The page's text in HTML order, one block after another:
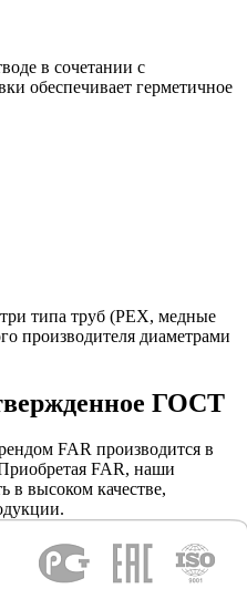
в сочетании с
обеспечивает герметичное
типа труб (РЕХ, медные
производителя диаметрами
ГОСТ
FAR производится в
FAR, наши
в высоком качестве,